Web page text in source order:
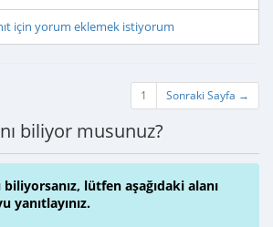
için yorum eklemek istiyorum
1 Sonraki Sayfa →
biliyor musunuz?
biliyorsanız, lütfen aşağıdaki alanı
yanıtlayınız.